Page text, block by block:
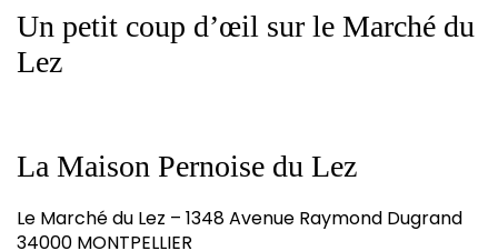
Un petit coup d’œil sur le Marché du
Lez
La Maison Pernoise du Lez
Le Marché du Lez – 1348 Avenue Raymond Dugrand
34000 MONTPELLIER